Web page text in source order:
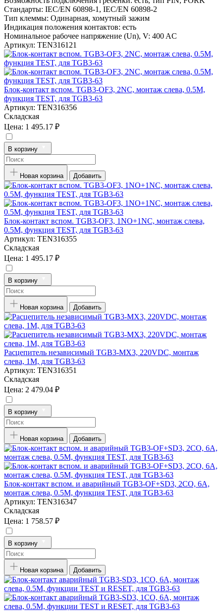
Стандарты: IEC/EN 60898-1, IEC/EN 60898-2
Тип клеммы: Одинарная, хомутный зажим
Индикация положения контактов: есть
Номинальное рабочее напряжение (Un), V: 400 AC
Артикул: TEN316121
Блок-контакт вспом. TGB3-OF3, 2NC, монтаж слева, 0.5M,
функция TEST, для TGB3-63
Артикул: TEN316356
Складская
Цена: 1 495.17 ₽
В корзину
Новая корзина Добавить
Блок-контакт вспом. TGB3-OF3, 1NO+1NC, монтаж слева,
0.5M, функция TEST, для TGB3-63
Артикул: TEN316355
Складская
Цена: 1 495.17 ₽
В корзину
Новая корзина Добавить
Расцепитель независимый TGB3-MX3, 220VDC, монтаж
слева, 1M, для TGB3-63
Артикул: TEN316351
Складская
Цена: 2 479.04 ₽
В корзину
Новая корзина Добавить
Блок-контакт вспом. и аварийный TGB3-OF+SD3, 2CO, 6A,
монтаж слева, 0.5M, функция TEST, для TGB3-63
Артикул: TEN316347
Складская
Цена: 1 758.57 ₽
В корзину
Новая корзина Добавить